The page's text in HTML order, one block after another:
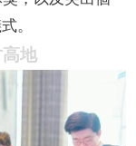
。
地